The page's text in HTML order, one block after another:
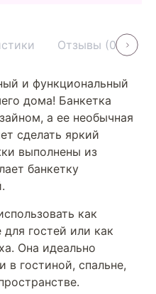
Отзывы (0)
и функциональный
дома! Банкетка
а ее необычная
сделать яркий
выполнены из
банкетку
как
гостей или как
Она идеально
в гостиной, спальне,